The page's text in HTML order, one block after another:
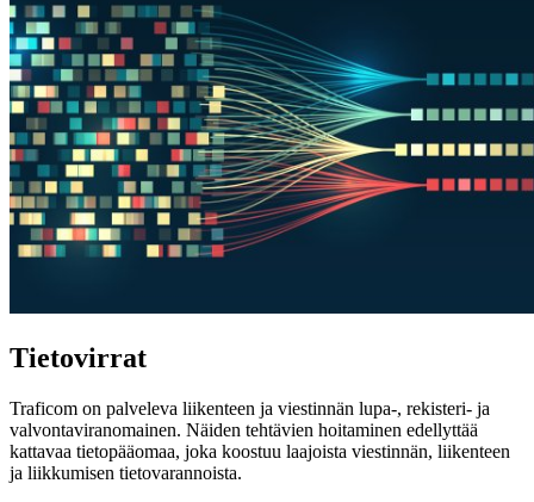
Tietovirrat
Traficom on palveleva liikenteen ja viestinnän lupa-, rekisteri- ja
valvontaviranomainen. Näiden tehtävien hoitaminen edellyttää
kattavaa tietopääomaa, joka koostuu laajoista viestinnän, liikenteen
ja liikkumisen tietovarannoista.